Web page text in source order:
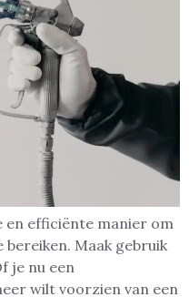
en efficiënte manier om
Maak gebruik
je nu een
wilt voorzien van een